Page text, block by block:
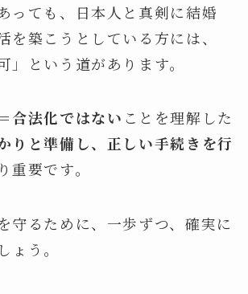
っても、日本人と真剣に結婚
を築こうとしている方には、
」という道があります。
合法化ではない ことを理解した
りと準備し、正しい手続きを行
重要です。
守るために、一歩ずつ、確実に
ょう。